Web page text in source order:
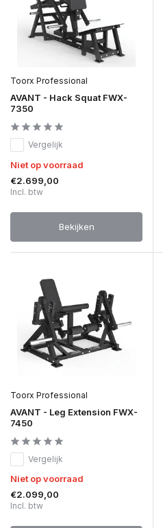
Toorx Professional
AVANT - Hack Squat FWX-
7350
Vergelijk
Niet op voorraad
€2.699,00
Incl. btw
Bekijken
Toorx Professional
AVANT - Leg Extension FWX-
7450
Vergelijk
Niet op voorraad
€2.099,00
Incl. btw